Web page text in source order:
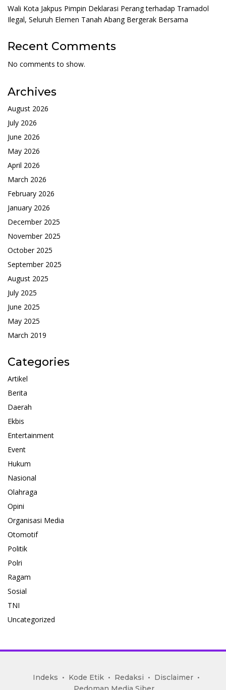
Wali Kota Jakpus Pimpin Deklarasi Perang terhadap Tramadol
Ilegal, Seluruh Elemen Tanah Abang Bergerak Bersama
Recent Comments
No comments to show.
Archives
August 2026
July 2026
June 2026
May 2026
April 2026
March 2026
February 2026
January 2026
December 2025
November 2025
October 2025
September 2025
August 2025
July 2025
June 2025
May 2025
March 2019
Categories
Artikel
Berita
Daerah
Ekbis
Entertainment
Event
Hukum
Nasional
Olahraga
Opini
Organisasi Media
Otomotif
Politik
Polri
Ragam
Sosial
TNI
Uncategorized
mediakoran.com
Indeks Kode Etik Redaksi
Disclaimer